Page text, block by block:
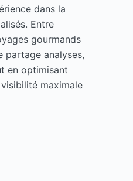
dans la
Entre
gourmands
partage analyses,
en optimisant
maximale